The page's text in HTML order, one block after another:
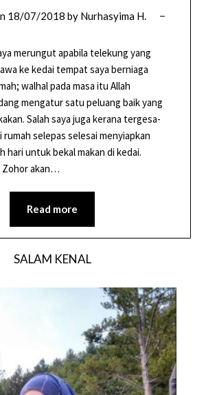
18/07/2018 by Nurhasyima H.
merungut apabila telekung yang
ke kedai tempat saya berniaga
walhal pada masa itu Allah
mengatur satu peluang baik yang
Salah saya juga kerana tergesa-
rumah selepas selesai menyiapkan
hari untuk bekal makan di kedai.
Zohor akan…
Read more
SALAM KENAL